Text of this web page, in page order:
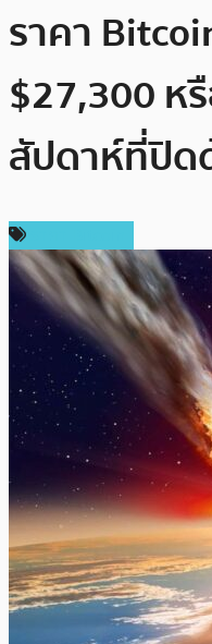
ราคา
$27,300 ห
สัปดาห์ที่ปิด